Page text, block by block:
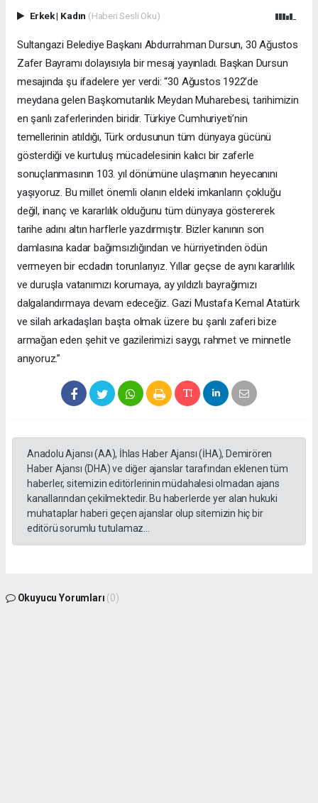
Erkek| Kadın (Haberi Sesli Oku)
Sultangazi Belediye Başkanı Abdurrahman Dursun, 30 Ağustos
Zafer Bayramı dolayısıyla bir mesaj yayınladı. Başkan Dursun
mesajında şu ifadelere yer verdi: “30 Ağustos 1922’de
meydana gelen Başkomutanlık Meydan Muharebesi, tarihimizin
en şanlı zaferlerinden biridir. Türkiye Cumhuriyeti’nin
temellerinin atıldığı, Türk ordusunun tüm dünyaya gücünü
gösterdiği ve kurtuluş mücadelesinin kalıcı bir zaferle
sonuçlanmasının 103. yıl dönümüne ulaşmanın heyecanını
yaşıyoruz. Bu millet önemli olanın eldeki imkanların çokluğu
değil, inanç ve kararlılık olduğunu tüm dünyaya göstererek
tarihe adını altın harflerle yazdırmıştır. Bizler kanının son
damlasına kadar bağımsızlığından ve hürriyetinden ödün
vermeyen bir ecdadın torunlarıyız. Yıllar geçse de aynı kararlılık
ve duruşla vatanımızı korumaya, ay yıldızlı bayrağımızı
dalgalandırmaya devam edeceğiz. Gazi Mustafa Kemal Atatürk
ve silah arkadaşları başta olmak üzere bu şanlı zaferi bize
armağan eden şehit ve gazilerimizi saygı, rahmet ve minnetle
anıyoruz.”
Anadolu Ajansı (AA), İhlas Haber Ajansı (İHA), Demirören
Haber Ajansı (DHA) ve diğer ajanslar tarafından eklenen tüm
haberler, sitemizin editörlerinin müdahalesi olmadan ajans
kanallarından çekilmektedir. Bu haberlerde yer alan hukuki
muhataplar haberi geçen ajanslar olup sitemizin hiç bir
editörü sorumlu tutulamaz...
Okuyucu Yorumları (0)